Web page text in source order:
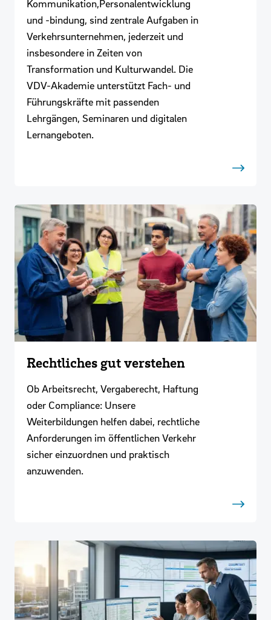
Kommunikation,Personalentwicklung
und -bindung, sind zentrale Aufgaben in
Verkehrsunternehmen, jederzeit und
insbesondere in Zeiten von
Transformation und Kulturwandel. Die
VDV-Akademie unterstützt Fach- und
Führungskräfte mit passenden
Lehrgängen, Seminaren und digitalen
Lernangeboten.
Rechtliches gut verstehen
Ob Arbeitsrecht, Vergaberecht, Haftung
oder Compliance: Unsere
Weiterbildungen helfen dabei, rechtliche
Anforderungen im öffentlichen Verkehr
sicher einzuordnen und praktisch
anzuwenden.